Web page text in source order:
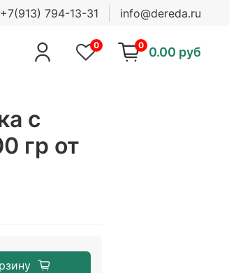
+7(913) 794-13-31 info@dereda.ru
0 0 0.00 руб
с
гр от